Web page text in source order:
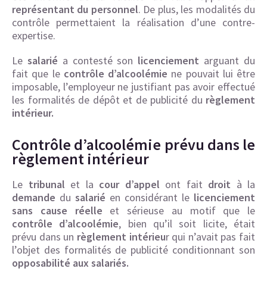
représentant du personnel. De plus, les modalités du
contrôle permettaient la réalisation d’une contre-
expertise.
Le salarié a contesté son licenciement arguant du
fait que le contrôle d’alcoolémie ne pouvait lui être
imposable, l’employeur ne justifiant pas avoir effectué
les formalités de dépôt et de publicité du règlement
intérieur.
Contrôle d’alcoolémie prévu dans le
règlement intérieur
Le tribunal et la cour d’appel ont fait droit à la
demande du salarié en considérant le licenciement
sans cause réelle et sérieuse au motif que le
contrôle d’alcoolémie, bien qu’il soit licite, était
prévu dans un règlement intérieur qui n’avait pas fait
l’objet des formalités de publicité conditionnant son
opposabilité aux salariés.